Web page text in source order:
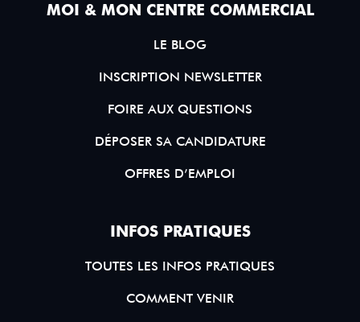
MOI & MON CENTRE COMMERCIAL
LE BLOG
INSCRIPTION NEWSLETTER
FOIRE AUX QUESTIONS
DÉPOSER SA CANDIDATURE
OFFRES D’EMPLOI
INFOS PRATIQUES
TOUTES LES INFOS PRATIQUES
COMMENT VENIR